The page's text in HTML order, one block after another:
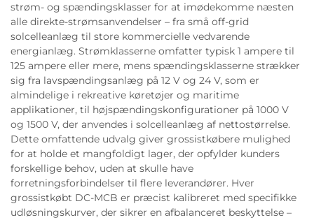
strøm- og spændingsklasser for at imødekomme næsten
alle direkte-strømsanvendelser – fra små off-grid
solcelleanlæg til store kommercielle vedvarende
energianlæg. Strømklasserne omfatter typisk 1 ampere til
125 ampere eller mere, mens spændingsklasserne strækker
sig fra lavspændingsanlæg på 12 V og 24 V, som er
almindelige i rekreative køretøjer og maritime
applikationer, til højspændingskonfigurationer på 1000 V
og 1500 V, der anvendes i solcelleanlæg af nettostørrelse.
Dette omfattende udvalg giver grossistkøbere mulighed
for at holde et mangfoldigt lager, der opfylder kunders
forskellige behov, uden at skulle have
forretningsforbindelser til flere leverandører. Hver
grossistkøbt DC-MCB er præcist kalibreret med specifikke
udløsningskurver, der sikrer en afbalanceret beskyttelse –